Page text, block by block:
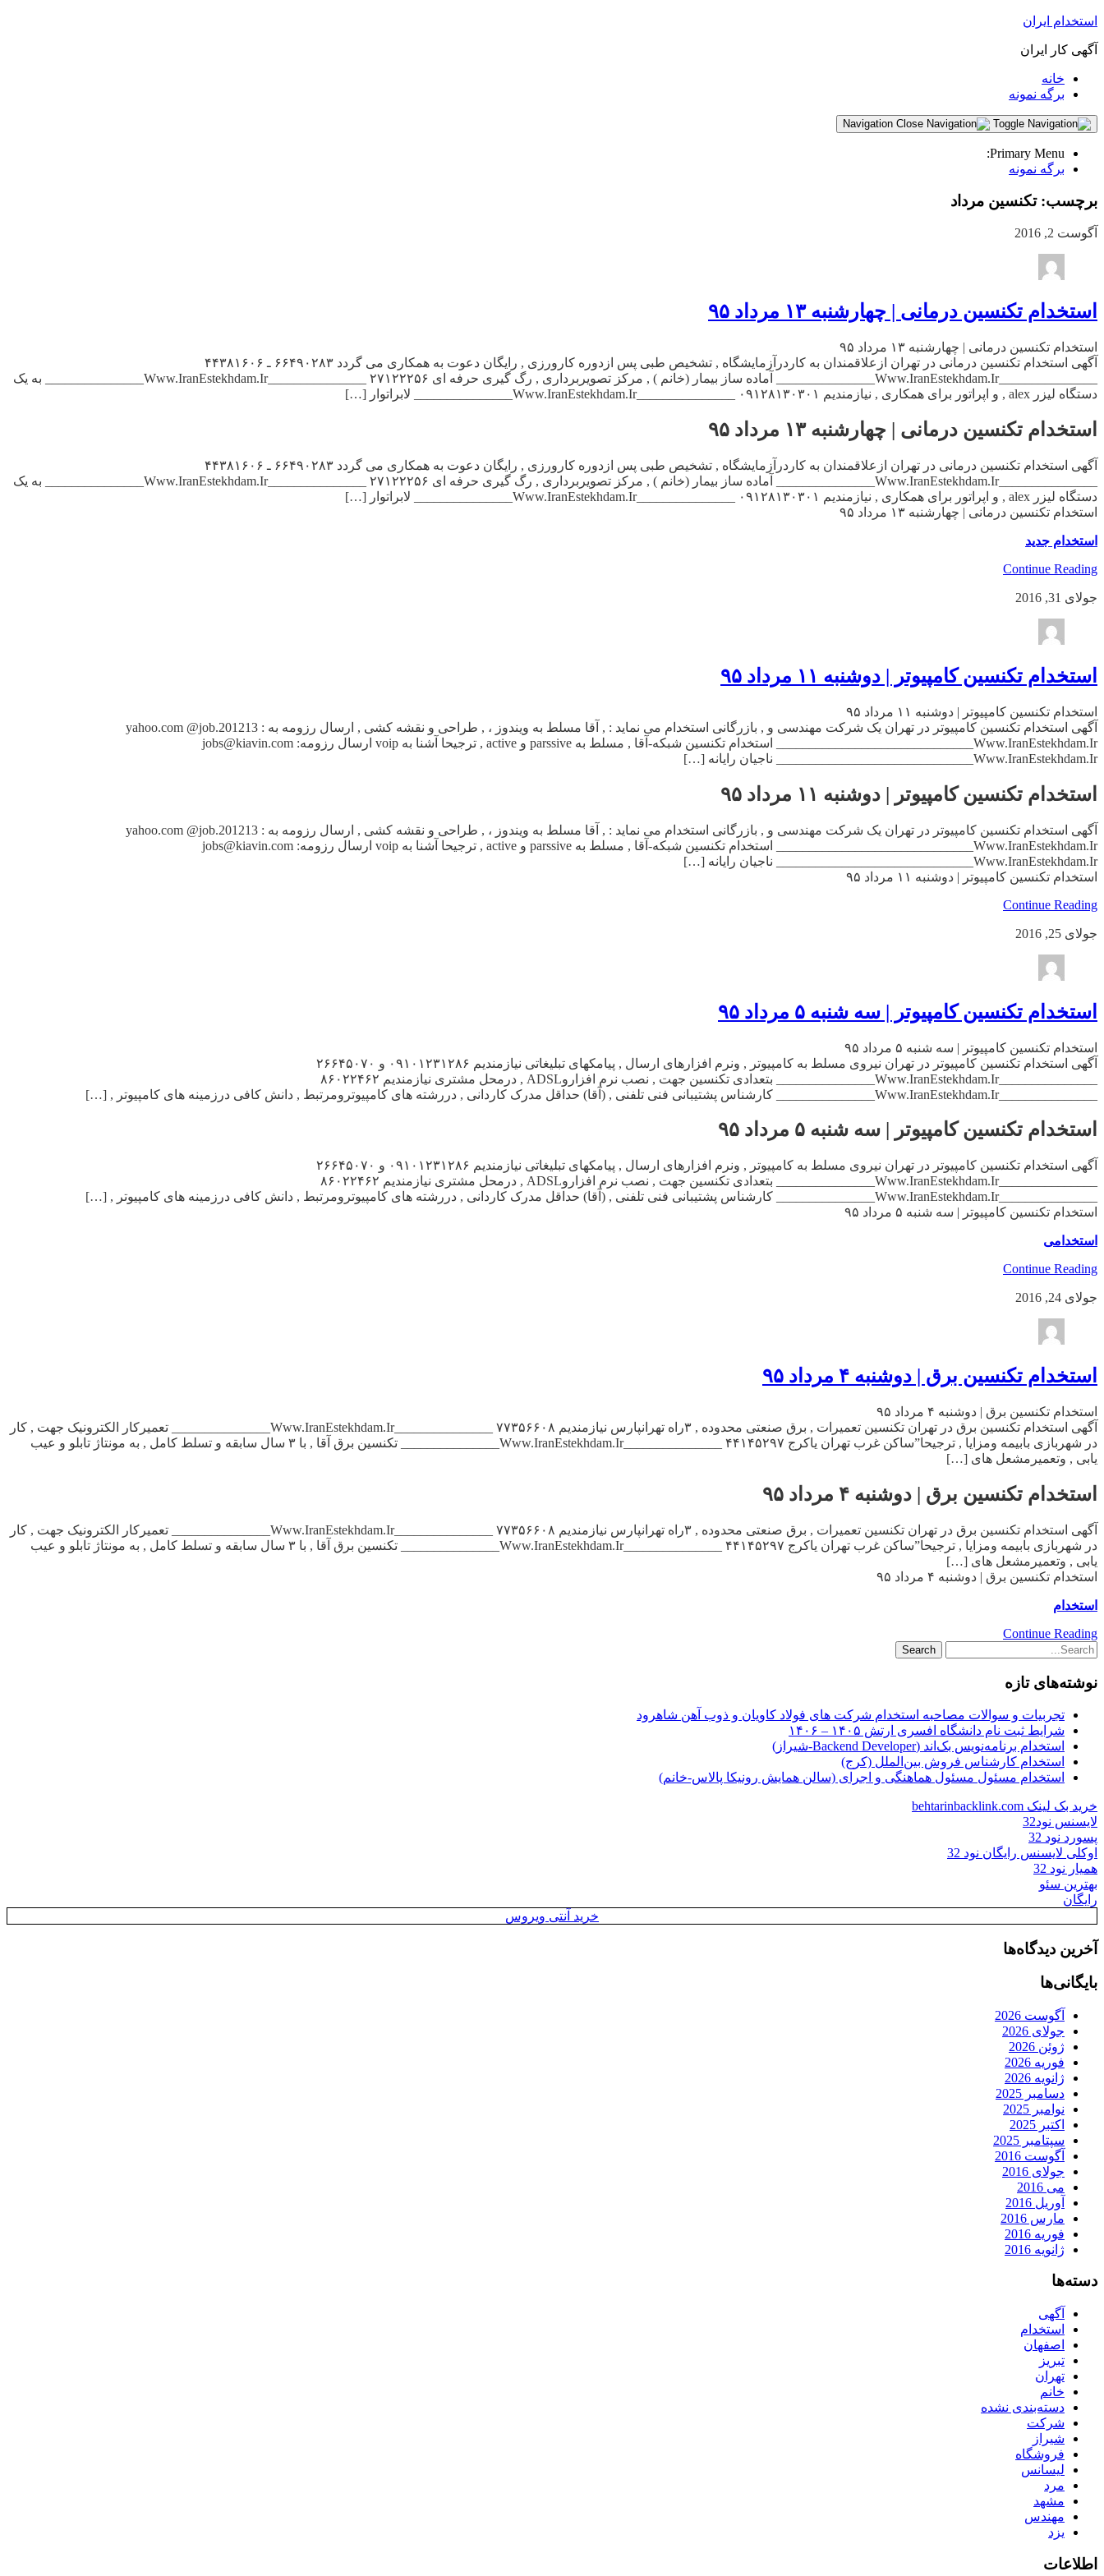
استخدام ایران
آگهی کار ایران
خانه
برگه نمونه
Primary Menu:
برگه نمونه
برچسب:تکنسین مرداد
آگوست 2, 2016
استخدام تکنسین درمانی | چهارشنبه ۱۳ مرداد ۹۵
استخدام تکنسین درمانی | چهارشنبه ۱۳ مرداد ۹۵
آگهی استخدام تکنسین درمانی در تهران ازعلاقمندان به کاردرآزمایشگاه , تشخیص طبی پس ازدوره کارورزی , رایگان دعوت به همکاری می گردد ۶۶۴۹۰۲۸۳ ـ ۴۴۳۸۱۶۰۶
_______________Www.IranEstekhdam.Ir_______________ آماده ساز بیمار (خانم ) , مرکز تصویربرداری , رگ گیری حرفه ای ۲۷۱۲۲۲۵۶ _______________Www.IranEstekhdam.Ir_______________ به یک
دستگاه لیزر alex , و اپراتور برای همکاری , نیازمندیم ۰۹۱۲۸۱۳۰۳۰۱ _______________Www.IranEstekhdam.Ir_______________ لابراتوار […]
استخدام تکنسین درمانی | چهارشنبه ۱۳ مرداد ۹۵
آگهی استخدام تکنسین درمانی در تهران ازعلاقمندان به کاردرآزمایشگاه , تشخیص طبی پس ازدوره کارورزی , رایگان دعوت به همکاری می گردد ۶۶۴۹۰۲۸۳ ـ ۴۴۳۸۱۶۰۶
_______________Www.IranEstekhdam.Ir_______________ آماده ساز بیمار (خانم ) , مرکز تصویربرداری , رگ گیری حرفه ای ۲۷۱۲۲۲۵۶ _______________Www.IranEstekhdam.Ir_______________ به یک
دستگاه لیزر alex , و اپراتور برای همکاری , نیازمندیم ۰۹۱۲۸۱۳۰۳۰۱ _______________Www.IranEstekhdam.Ir_______________ لابراتوار […]
استخدام تکنسین درمانی | چهارشنبه ۱۳ مرداد ۹۵
استخدام جدید
Continue Reading
جولای 31, 2016
استخدام تکنسین کامپیوتر | دوشنبه ۱۱ مرداد ۹۵
استخدام تکنسین کامپیوتر | دوشنبه ۱۱ مرداد ۹۵
آگهی استخدام تکنسین کامپیوتر در تهران یک شرکت مهندسی و , بازرگانی استخدام می نماید : , آقا مسلط به ویندوز ، , طراحی و نقشه کشی , ارسال رزومه به : yahoo.com @job.201213
_______________Www.IranEstekhdam.Ir_______________ استخدام تکنسین شبکه-آقا , مسلط به parssive و active , ترجیحا آشنا به voip ارسال رزومه: jobs@kiavin.com
_______________Www.IranEstekhdam.Ir_______________ ناجیان رایانه […]
استخدام تکنسین کامپیوتر | دوشنبه ۱۱ مرداد ۹۵
آگهی استخدام تکنسین کامپیوتر در تهران یک شرکت مهندسی و , بازرگانی استخدام می نماید : , آقا مسلط به ویندوز ، , طراحی و نقشه کشی , ارسال رزومه به : yahoo.com @job.201213
_______________Www.IranEstekhdam.Ir_______________ استخدام تکنسین شبکه-آقا , مسلط به parssive و active , ترجیحا آشنا به voip ارسال رزومه: jobs@kiavin.com
_______________Www.IranEstekhdam.Ir_______________ ناجیان رایانه […]
استخدام تکنسین کامپیوتر | دوشنبه ۱۱ مرداد ۹۵
Continue Reading
جولای 25, 2016
استخدام تکنسین کامپیوتر | سه شنبه ۵ مرداد ۹۵
استخدام تکنسین کامپیوتر | سه شنبه ۵ مرداد ۹۵
آگهی استخدام تکنسین کامپیوتر در تهران نیروی مسلط به کامپیوتر , ونرم افزارهای ارسال , پیامکهای تبلیغاتی نیازمندیم ۰۹۱۰۱۲۳۱۲۸۶ و ۲۶۶۴۵۰۷۰
_______________Www.IranEstekhdam.Ir_______________ بتعدادی تکنسین جهت , نصب نرم افزاروADSL , درمحل مشتری نیازمندیم ۸۶۰۲۲۴۶۲
_______________Www.IranEstekhdam.Ir_______________ کارشناس پشتیبانی فنی تلفنی , (آقا) حداقل مدرک کاردانی , دررشته های کامپیوترومرتبط , دانش کافی درزمینه های کامپیوتر , […]
استخدام تکنسین کامپیوتر | سه شنبه ۵ مرداد ۹۵
آگهی استخدام تکنسین کامپیوتر در تهران نیروی مسلط به کامپیوتر , ونرم افزارهای ارسال , پیامکهای تبلیغاتی نیازمندیم ۰۹۱۰۱۲۳۱۲۸۶ و ۲۶۶۴۵۰۷۰
_______________Www.IranEstekhdam.Ir_______________ بتعدادی تکنسین جهت , نصب نرم افزاروADSL , درمحل مشتری نیازمندیم ۸۶۰۲۲۴۶۲
_______________Www.IranEstekhdam.Ir_______________ کارشناس پشتیبانی فنی تلفنی , (آقا) حداقل مدرک کاردانی , دررشته های کامپیوترومرتبط , دانش کافی درزمینه های کامپیوتر , […]
استخدام تکنسین کامپیوتر | سه شنبه ۵ مرداد ۹۵
استخدامی
Continue Reading
جولای 24, 2016
استخدام تکنسین برق | دوشنبه ۴ مرداد ۹۵
استخدام تکنسین برق | دوشنبه ۴ مرداد ۹۵
آگهی استخدام تکنسین برق در تهران تکنسین تعمیرات , برق صنعتی محدوده , ۳راه تهرانپارس نیازمندیم ۷۷۳۵۶۶۰۸ _______________Www.IranEstekhdam.Ir_______________ تعمیرکار الکترونیک جهت , کار
در شهربازی بابیمه ومزایا , ترجیحا”ساکن غرب تهران یاکرج ۴۴۱۴۵۲۹۷ _______________Www.IranEstekhdam.Ir_______________ تکنسین برق آقا , با ۳ سال سابقه و تسلط کامل , به مونتاژ تابلو و عیب
یابی , وتعمیرمشعل های […]
استخدام تکنسین برق | دوشنبه ۴ مرداد ۹۵
آگهی استخدام تکنسین برق در تهران تکنسین تعمیرات , برق صنعتی محدوده , ۳راه تهرانپارس نیازمندیم ۷۷۳۵۶۶۰۸ _______________Www.IranEstekhdam.Ir_______________ تعمیرکار الکترونیک جهت , کار
در شهربازی بابیمه ومزایا , ترجیحا”ساکن غرب تهران یاکرج ۴۴۱۴۵۲۹۷ _______________Www.IranEstekhdam.Ir_______________ تکنسین برق آقا , با ۳ سال سابقه و تسلط کامل , به مونتاژ تابلو و عیب
یابی , وتعمیرمشعل های […]
استخدام تکنسین برق | دوشنبه ۴ مرداد ۹۵
استخدام
Continue Reading
نوشته‌های تازه
تجربیات و سوالات مصاحبه استخدام شرکت های فولاد کاویان و ذوب آهن شاهرود
شرایط ثبت نام دانشگاه افسری ارتش ۱۴۰۵ – ۱۴۰۶
استخدام برنامه‌نویس بک‌اند (Backend Developer-شیراز)
استخدام کارشناس فروش بین‌الملل (کرج)
استخدام مسئول مسئول هماهنگی و اجرای (سالن همایش رونیکا پالاس-خانم)
خرید بک لینک behtarinbacklink.com
لایسنس نود32
پسورد نود 32
اوکلی لایسنس رایگان نود 32
همیار نود 32
بهترین سئو
رایگان
خرید آنتی ویروس
آخرین دیدگاه‌ها
بایگانی‌ها
آگوست 2026
جولای 2026
ژوئن 2026
فوریه 2026
ژانویه 2026
دسامبر 2025
نوامبر 2025
اکتبر 2025
سپتامبر 2025
آگوست 2016
جولای 2016
می 2016
آوریل 2016
مارس 2016
فوریه 2016
ژانویه 2016
دسته‌ها
آگهی
استخدام
اصفهان
تبریز
تهران
خانم
دسته‌بندی نشده
شرکت
شیراز
فروشگاه
لیسانس
مرد
مشهد
مهندس
یزد
اطلاعات